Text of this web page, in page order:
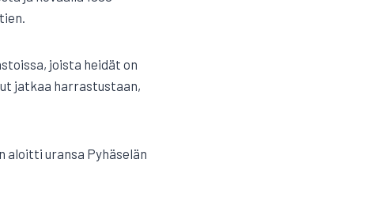
joista heidät on
jatkaa harrastustaan,
aloitti uransa Pyhäselän